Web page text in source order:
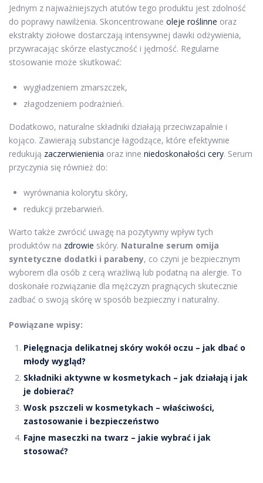
Jednym z najważniejszych atutów tego produktu jest zdolność
do poprawy nawilżenia. Skoncentrowane oleje roślinne oraz
ekstrakty ziołowe dostarczają intensywnej dawki odżywienia,
przywracając skórze elastyczność i jędrność. Regularne
stosowanie może skutkować:
wygładzeniem zmarszczek,
złagodzeniem podrażnień.
Dodatkowo, naturalne składniki działają przeciwzapalnie i
kojąco. Zawierają substancje łagodzące, które efektywnie
redukują zaczerwienienia oraz inne niedoskonałości cery. Serum
przyczynia się również do:
wyrównania kolorytu skóry,
redukcji przebarwień.
Warto także zwrócić uwagę na pozytywny wpływ tych
produktów na zdrowie skóry. Naturalne serum omija
syntetyczne dodatki i parabeny, co czyni je bezpiecznym
wyborem dla osób z cerą wrażliwą lub podatną na alergie. To
doskonałe rozwiązanie dla mężczyzn pragnących skutecznie
zadbać o swoją skórę w sposób bezpieczny i naturalny.
Powiązane wpisy:
Pielęgnacja delikatnej skóry wokół oczu – jak dbać o
młody wygląd?
Składniki aktywne w kosmetykach – jak działają i jak
je dobierać?
Wosk pszczeli w kosmetykach – właściwości,
zastosowanie i bezpieczeństwo
Fajne maseczki na twarz – jakie wybrać i jak
stosować?